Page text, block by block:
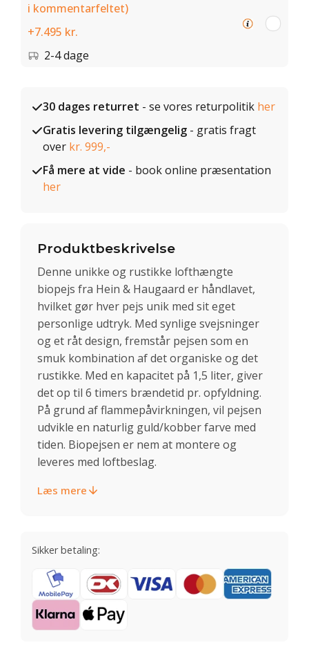
i kommentarfeltet)
+7.495 kr.
2-4 dage
30 dages returret - se vores returpolitik her
Gratis levering tilgængelig - gratis fragt
over kr. 999,-
Få mere at vide - book online præsentation
her
Produktbeskrivelse
Denne unikke og rustikke lofthængte
biopejs fra Hein & Haugaard er håndlavet,
hvilket gør hver pejs unik med sit eget
personlige udtryk. Med synlige svejsninger
og et råt design, fremstår pejsen som en
smuk kombination af det organiske og det
rustikke. Med en kapacitet på 1,5 liter, giver
det op til 6 timers brændetid pr. opfyldning.
På grund af flammepåvirkningen, vil pejsen
udvikle en naturlig guld/kobber farve med
tiden. Biopejsen er nem at montere og
leveres med loftbeslag.
Læs mere
Sikker betaling: